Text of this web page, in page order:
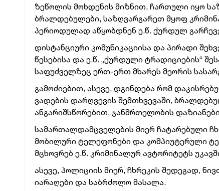
ზეწოლის მოხდენის მიზნით, ჩართული იყო
ბრალდებულები, საზღვარგარეთ მყოფ
პერიოდულად აწყობდნენ ე.წ. ქურდულ
დისტანციური კომუნიკაციისა და პირადი
წესებისა და ე.წ. „ქურდული ტრადიციების“
საფუძველზეც ერთ-ერთ მხარეს მეორის
გამოძიებით, ასევე, დგინდება რომ
ვადების დარღვევის შემთხვევაში,
ანგარიშსწორებით, ჯანმრთელობის
სამართალდამცველების მიერ ჩატარებული
მობილური ტელეფონები და კომპიუტერული
მცხოვრებ ე.წ. კრიმინალურ ავტორიტეტს
ასევე, პოლიციის მიერ, ჩხრეკის შედეგად,
იარაღები და საბრძოლო მასალა.